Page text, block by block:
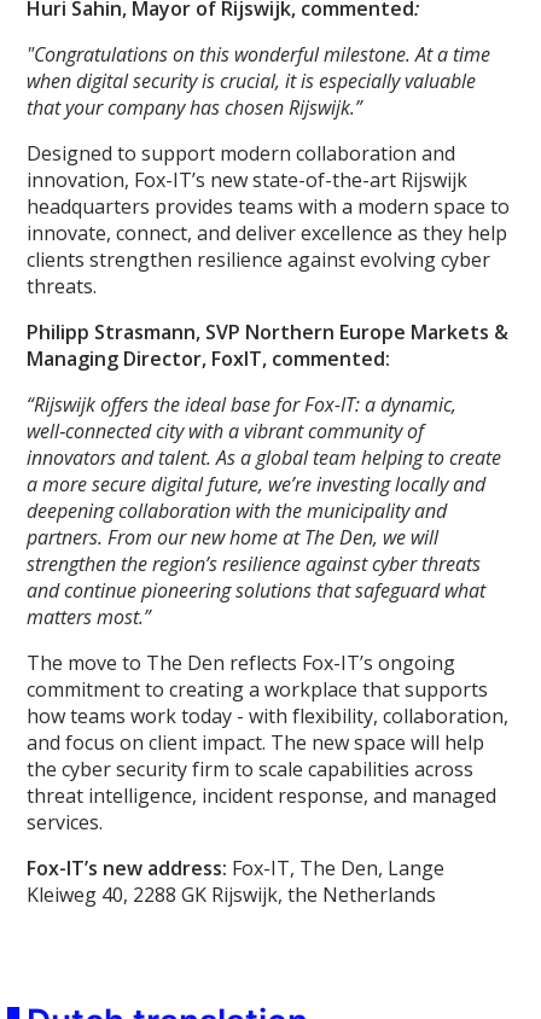
Huri Sahin, Mayor of Rijswijk, commented:
"Congratulations on this wonderful milestone. At a time
when digital security is crucial, it is especially valuable
that your company has chosen Rijswijk.”
Designed to support modern collaboration and
innovation, Fox-IT’s new state-of-the-art Rijswijk
headquarters provides teams with a modern space to
innovate, connect, and deliver excellence as they help
clients strengthen resilience against evolving cyber
threats.
Philipp Strasmann, SVP Northern Europe Markets &
Managing Director, FoxIT, commented:
“Rijswijk offers the ideal base for Fox-IT: a dynamic,
well‑connected city with a vibrant community of
innovators and talent. As a global team helping to create
a more secure digital future, we’re investing locally and
deepening collaboration with the municipality and
partners. From our new home at The Den, we will
strengthen the region’s resilience against cyber threats
and continue pioneering solutions that safeguard what
matters most.”
The move to The Den reflects Fox-IT’s ongoing
commitment to creating a workplace that supports
how teams work today - with flexibility, collaboration,
and focus on client impact. The new space will help
the cyber security firm to scale capabilities across
threat intelligence, incident response, and managed
services.
Fox-IT’s new address: Fox-IT, The Den, Lange
Kleiweg 40, 2288 GK Rijswijk, the Netherlands